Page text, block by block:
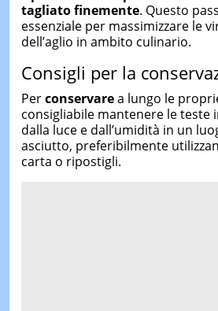
tagliato finemente. Questo
essenziale per massimizzare le
dell’aglio in ambito culinario.
Consigli per la
Perconservarea lungo le
consigliabile mantenere le teste
dalla luce e dall’umidità in un
asciutto, preferibilmente
carta o ripostigli.